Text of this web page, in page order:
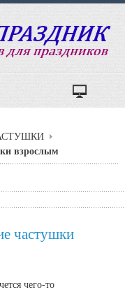
взрослым
частушки
чего-то